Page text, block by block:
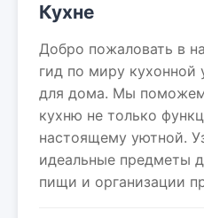
Кухне
Добро пожаловать в
гид по миру кухонной
для дома. Мы
кухню не только
настоящему уютной.
идеальные предметы
пищи и организации